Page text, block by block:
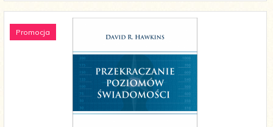
Promocja